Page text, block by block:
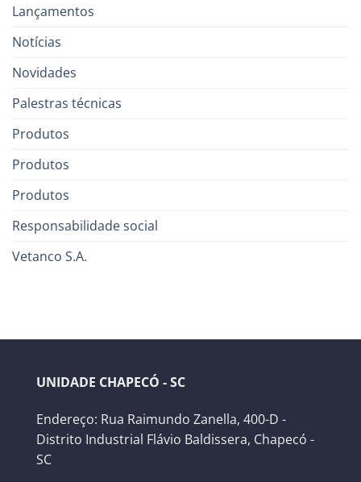
Lançamentos
Notícias
Novidades
Palestras técnicas
Produtos
Produtos
Produtos
Responsabilidade social
Vetanco S.A.
UNIDADE CHAPECÓ - SC
Endereço: Rua Raimundo Zanella, 400-D -
Distrito Industrial Flávio Baldissera, Chapecó -
SC